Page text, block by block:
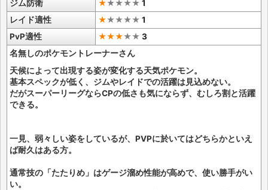
ジム防衛 ★★★★★ 1
レイド適性
★★★★★ 1
PvP適性
★★★★★ 3
名無しのポケモントレーナーさん
天候によって出現する姿が変化する天気ポケモン。
基本スペックが低く、ジムやレイドでの活躍は見込めない。
だがスーパーリーグならCPの低さも気にならず、むしろ割と活躍
できる。
一見、弱々しい姿をしているが、PVPに於いてはどちらかといえ
ば耐久はある方。
通常技の「たたりめ」はゲージ溜め性能が高めで、使い勝手がい
い。